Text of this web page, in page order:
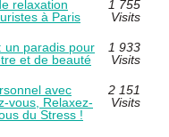
relaxation
à Paris
1 755
Visits
un paradis pour
et de beauté
1 933
Visits
avec
vous, Relaxez-
du Stress !
2 151
Visits